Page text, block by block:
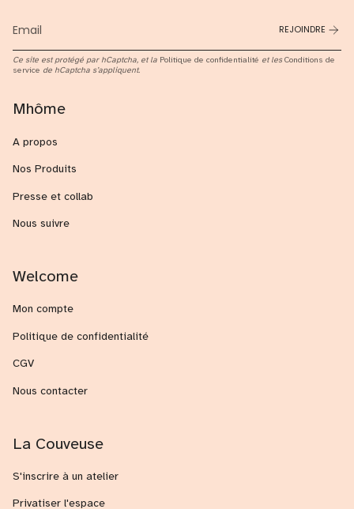
REJOINDRE
Ce site est protégé par hCaptcha, et la Politique de confidentialité et lesConditions de
service de hCaptcha s’appliquent.
Mhôme
A propos
Nos Produits
Presse et collab
Nous suivre
Welcome
Mon compte
Politique de confidentialité
CGV
Nous contacter
La Couveuse
S'inscrire à un atelier
Privatiser l'espace